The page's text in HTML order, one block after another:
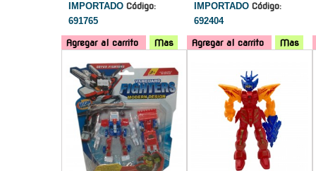
IMPORTADO Código:
691765
Agregar al carrito Mas
IMPORTADO Código:
692404
Agregar al carrito
Mas